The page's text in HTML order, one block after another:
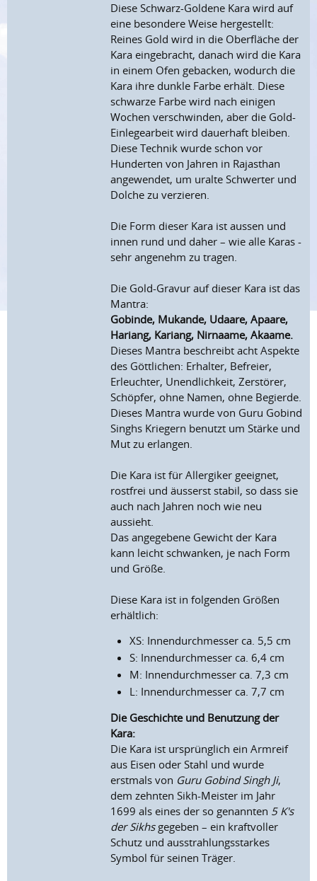
Diese Schwarz-Goldene Kara wird auf
eine besondere Weise hergestellt:
Reines Gold wird in die Oberfläche der
Kara eingebracht, danach wird die Kara
in einem Ofen gebacken, wodurch die
Kara ihre dunkle Farbe erhält. Diese
schwarze Farbe wird nach einigen
Wochen verschwinden, aber die Gold-
Einlegearbeit wird dauerhaft bleiben.
Diese Technik wurde schon vor
Hunderten von Jahren in Rajasthan
angewendet, um uralte Schwerter und
Dolche zu verzieren.
Die Form dieser Kara ist aussen und
innen rund und daher – wie alle Karas -
sehr angenehm zu tragen.
Die Gold-Gravur auf dieser Kara ist das
Mantra:
Gobinde, Mukande, Udaare, Apaare,
Hariang, Kariang, Nirnaame, Akaame.
Dieses Mantra beschreibt acht Aspekte
des Göttlichen: Erhalter, Befreier,
Erleuchter, Unendlichkeit, Zerstörer,
Schöpfer, ohne Namen, ohne Begierde.
Dieses Mantra wurde von Guru Gobind
Singhs Kriegern benutzt um Stärke und
Mut zu erlangen.
Die Kara ist für Allergiker geeignet,
rostfrei und äusserst stabil, so dass sie
auch nach Jahren noch wie neu
aussieht.
Das angegebene Gewicht der Kara
kann leicht schwanken, je nach Form
und Größe.
Diese Kara ist in folgenden Größen
erhältlich:
XS: Innendurchmesser ca. 5,5 cm
S: Innendurchmesser ca. 6,4 cm
M: Innendurchmesser ca. 7,3 cm
L: Innendurchmesser ca. 7,7 cm
Die Geschichte und Benutzung der
Kara:
Die Kara ist ursprünglich ein Armreif
aus Eisen oder Stahl und wurde
erstmals von Guru Gobind Singh Ji,
dem zehnten Sikh-Meister im Jahr
1699 als eines der so genannten 5 K's
der Sikhsgegeben – ein kraftvoller
Schutz und ausstrahlungsstarkes
Symbol für seinen Träger.